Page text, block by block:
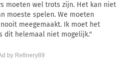
moeten wel trots zijn. Het kan niet
moeste spelen. We moeten
meegemaakt. Ik moet het
dit helemaal niet mogelijk."
by Refinery89